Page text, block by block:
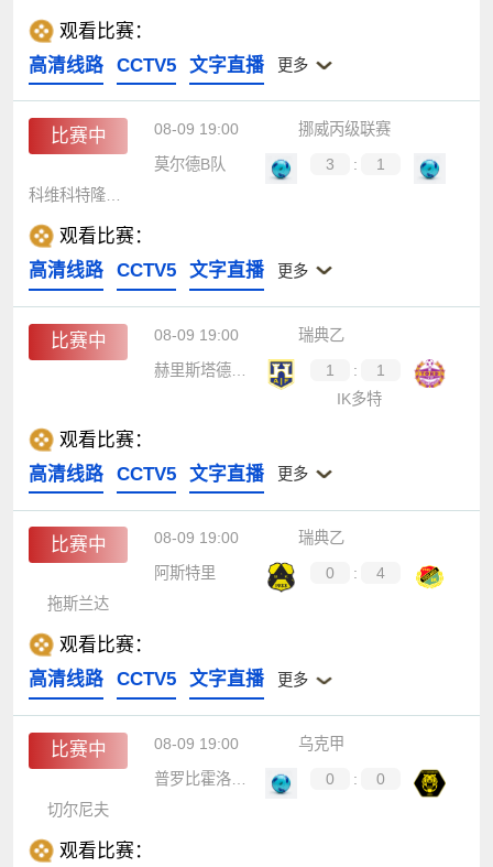
观看比赛：
高清线路
CCTV5 文字直播 更多
比赛中 08-09 19:00
挪威丙级联赛
莫尔德B队
3 :
1
科维科特隆德赫姆
观看比赛：
高清线路
CCTV5 文字直播 更多
比赛中 08-09 19:00
瑞典乙
赫里斯塔德斯AIF
1 :
1
IK多特
观看比赛：
高清线路
CCTV5 文字直播 更多
比赛中 08-09 19:00
瑞典乙
阿斯特里
0 :
4
拖斯兰达
观看比赛：
高清线路
CCTV5 文字直播 更多
比赛中 08-09 19:00
乌克甲
普罗比霍洛登卡
0 :
0
切尔尼夫
观看比赛：